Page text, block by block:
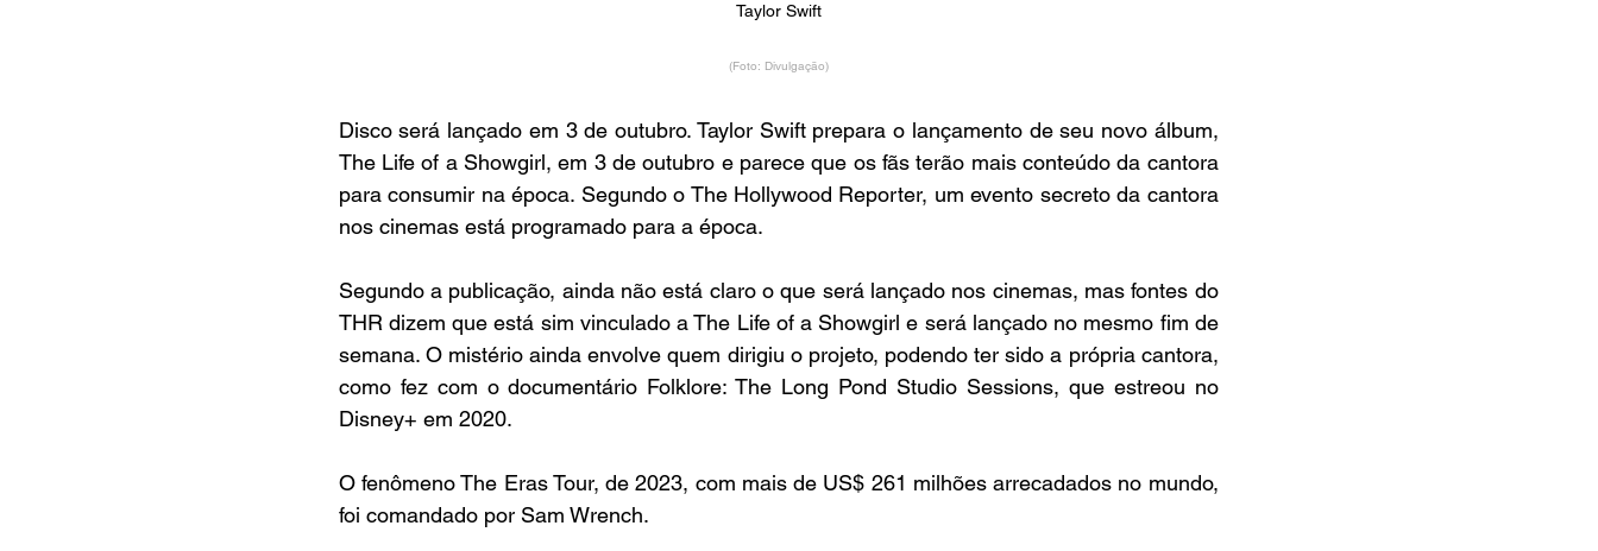
Taylor Swift
(Foto: Divulgação)
Disco será lançado em 3 de outubro. Taylor Swift prepara o lançamento de seu novo álbum,
The Life of a Showgirl, em 3 de outubro e parece que os fãs terão mais conteúdo da cantora
para consumir na época. Segundo o The Hollywood Reporter, um evento secreto da cantora
nos cinemas está programado para a época.
Segundo a publicação, ainda não está claro o que será lançado nos cinemas, mas fontes do
THR dizem que está sim vinculado a The Life of a Showgirl e será lançado no mesmo fim de
semana. O mistério ainda envolve quem dirigiu o projeto, podendo ter sido a própria cantora,
como fez com o documentário Folklore: The Long Pond Studio Sessions, que estreou no
Disney+ em 2020.
O fenômeno The Eras Tour, de 2023, com mais de US$ 261 milhões arrecadados no mundo,
foi comandado por Sam Wrench.